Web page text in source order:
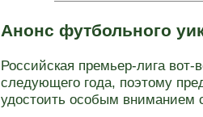
Анонс футбольного
Российская премьер-лига
следующего года, поэтому
удостоить особым вниманием